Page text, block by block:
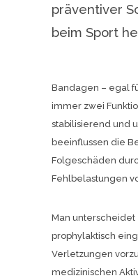
präventiver
beim Sport
Bandagen – egal
immer zwei
stabilisierend und
beeinflussen die
Folgeschäden
Fehlbelastungen
Man
prophylaktisch
Verletzungen
medizinischen